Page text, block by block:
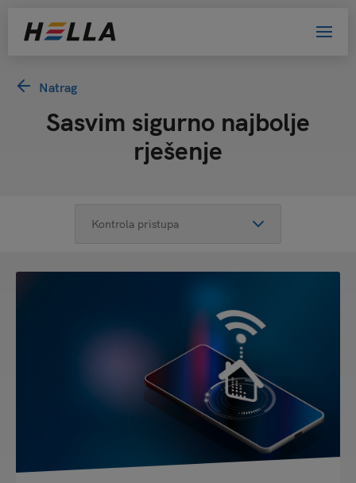
Natrag
Sasvim sigurno najbolje
rješenje